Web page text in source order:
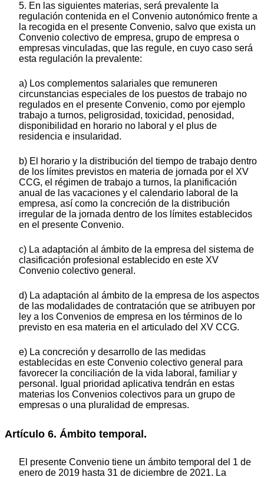
5. En las siguientes materias, será prevalente la
regulación contenida en el Convenio autonómico frente a
la recogida en el presente Convenio, salvo que exista un
Convenio colectivo de empresa, grupo de empresa o
empresas vinculadas, que las regule, en cuyo caso será
esta regulación la prevalente:
a) Los complementos salariales que remuneren
circunstancias especiales de los puestos de trabajo no
regulados en el presente Convenio, como por ejemplo
trabajo a turnos, peligrosidad, toxicidad, penosidad,
disponibilidad en horario no laboral y el plus de
residencia e insularidad.
b) El horario y la distribución del tiempo de trabajo dentro
de los límites previstos en materia de jornada por el XV
CCG, el régimen de trabajo a turnos, la planificación
anual de las vacaciones y el calendario laboral de la
empresa, así como la concreción de la distribución
irregular de la jornada dentro de los límites establecidos
en el presente Convenio.
c) La adaptación al ámbito de la empresa del sistema de
clasificación profesional establecido en este XV
Convenio colectivo general.
d) La adaptación al ámbito de la empresa de los aspectos
de las modalidades de contratación que se atribuyen por
ley a los Convenios de empresa en los términos de lo
previsto en esa materia en el articulado del XV CCG.
e) La concreción y desarrollo de las medidas
establecidas en este Convenio colectivo general para
favorecer la conciliación de la vida laboral, familiar y
personal. Igual prioridad aplicativa tendrán en estas
materias los Convenios colectivos para un grupo de
empresas o una pluralidad de empresas.
Artículo 6. Ámbito temporal.
El presente Convenio tiene un ámbito temporal del 1 de
enero de 2019 hasta 31 de diciembre de 2021. La